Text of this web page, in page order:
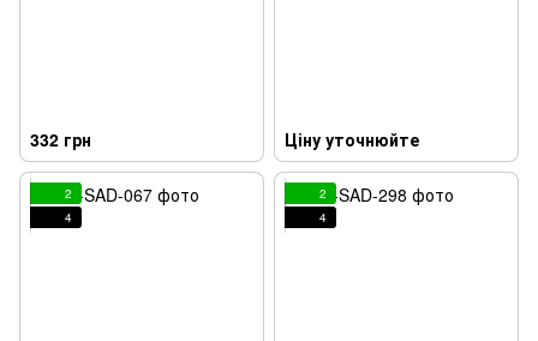
332 грн Ціну уточнюйте
2
4
2
4